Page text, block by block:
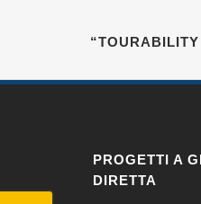
PROGETTI A
DIRETTA